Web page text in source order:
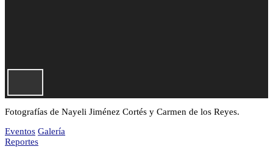
Fotografías de Nayeli Jiménez Cortés y Carmen de los Reyes.
Eventos Galería
Reportes